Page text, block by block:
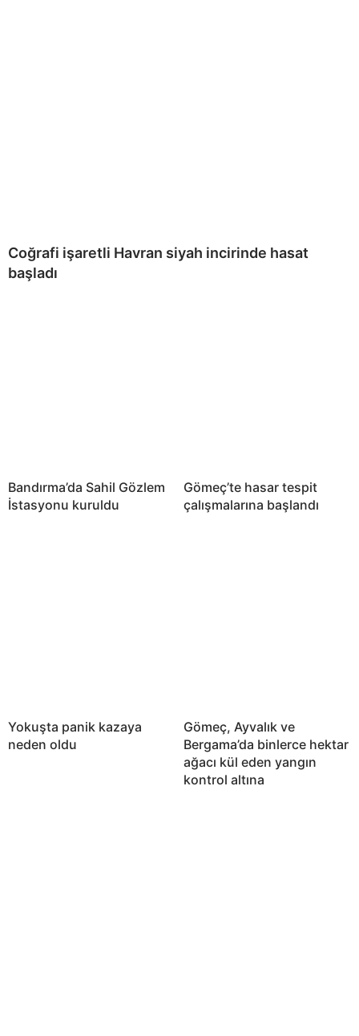
Coğrafi işaretli Havran siyah incirinde hasat
başladı
Bandırma’da Sahil Gözlem
İstasyonu kuruldu
Gömeç’te hasar tespit
çalışmalarına başlandı
Yokuşta panik kazaya
neden oldu
Gömeç, Ayvalık ve
Bergama’da binlerce hektar
ağacı kül eden yangın
kontrol altına